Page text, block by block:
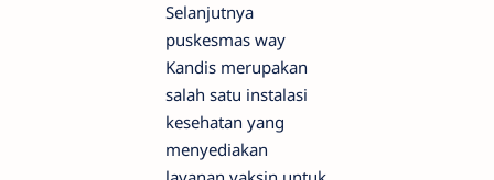
Selanjutnya
puskesmas way
Kandis merupakan
salah satu instalasi
kesehatan yang
menyediakan